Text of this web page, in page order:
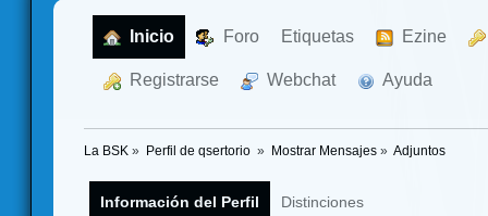
Inicio Foro Etiquetas Ezine
Registrarse Webchat Ayuda
La BSK » Perfil de qsertorio » Mostrar Mensajes» Adjuntos
Información del Perfil Distinciones